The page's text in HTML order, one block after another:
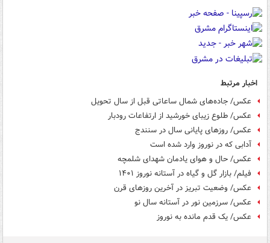
اخبار مرتبط
عکس/ جاده‌های شمال ساعاتی قبل از سال تحویل
عکس/ طلوع زیبای خورشید از ارتفاعات رودبار
عکس/ روزهای پایانی سال در سنندج
آدابی که در نوروز وارد شده است
عکس/ حال و هوای یادمان شهدای شلمچه
فیلم/ بازار گل و گیاه در آستانه نوروز ۱۴۰۱
عکس/ وضعیت تبریز در آخرین روزهای قرن
عکس/ سرزمین نور در آستانه سال نو
عکس/ یک قدم مانده به نوروز